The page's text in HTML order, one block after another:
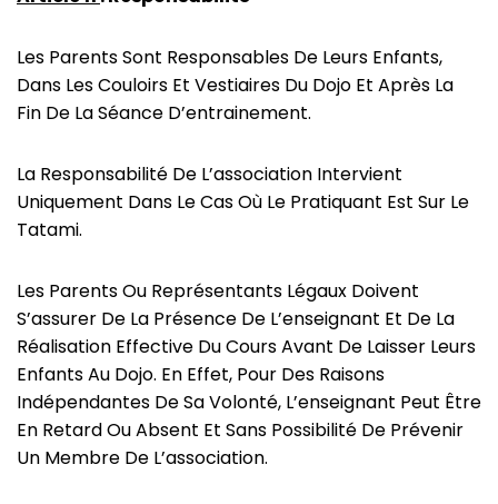
Les Parents Sont Responsables De Leurs Enfants,
Dans Les Couloirs Et Vestiaires Du Dojo Et Après La
Fin De La Séance D’entrainement.
La Responsabilité De L’association Intervient
Uniquement Dans Le Cas Où Le Pratiquant Est Sur Le
Tatami.
Les Parents Ou Représentants Légaux Doivent
S’assurer De La Présence De L’enseignant Et De La
Réalisation Effective Du Cours Avant De Laisser Leurs
Enfants Au Dojo. En Effet, Pour Des Raisons
Indépendantes De Sa Volonté, L’enseignant Peut Être
En Retard Ou Absent Et Sans Possibilité De Prévenir
Un Membre De L’association.